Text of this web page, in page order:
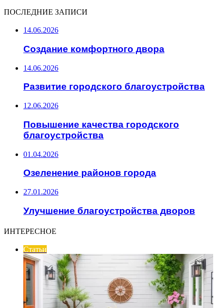
ПОСЛЕДНИЕ ЗАПИСИ
14.06.2026
Создание комфортного двора
14.06.2026
Развитие городского благоустройства
12.06.2026
Повышение качества городского
благоустройства
01.04.2026
Озеленение районов города
27.01.2026
Улучшение благоустройства дворов
ИНТЕРЕСНОЕ
Статьи